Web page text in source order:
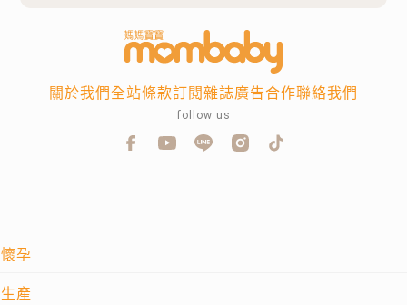
懷孕
生產
關於我們全站條款訂閱雜誌廣告合作聯絡我們
follow us